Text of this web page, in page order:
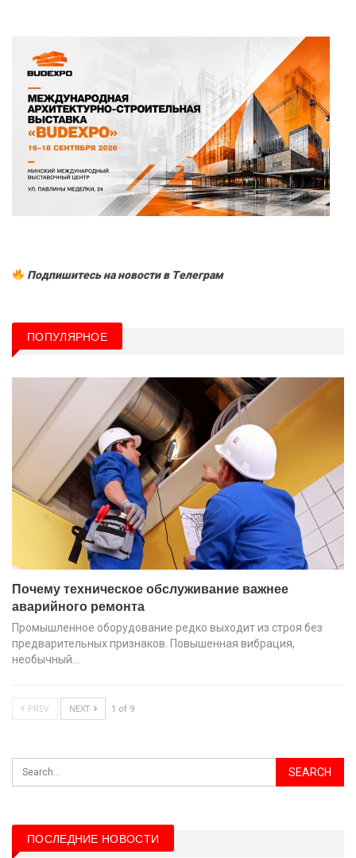
Подпишитесь на новости в Tелеграм
ПОПУЛЯРНОЕ
Почему техническое обслуживание важнее
аварийного ремонта
Промышленное оборудование редко выходит из строя без
предварительных признаков. Повышенная вибрация,
необычный…
PREV NEXT 1 of 9
ПОСЛЕДНИЕ НОВОСТИ